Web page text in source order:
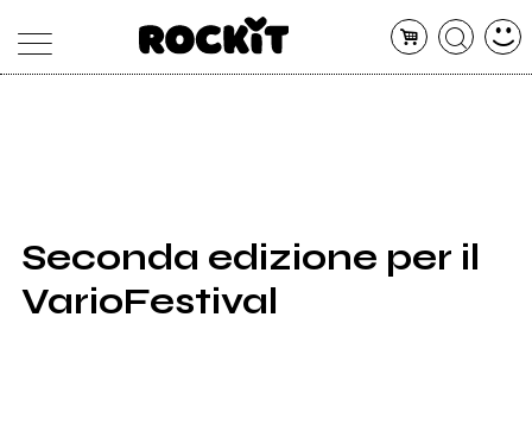
SHOP
RADIO
Seconda edizione per il
VarioFestival